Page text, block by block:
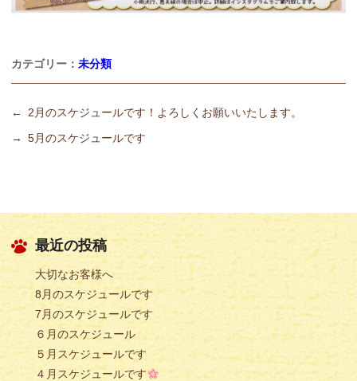
カテゴリー： 未分類
← 2月のスケジュールです！よろしくお願いいたします。
→
5月のスケジュールです
最近の投稿
大切なお客様へ
8月のスケジュールです
7月のスケジュールです
６月のスケジュール
５月スケジュールです
４月スケジュールです